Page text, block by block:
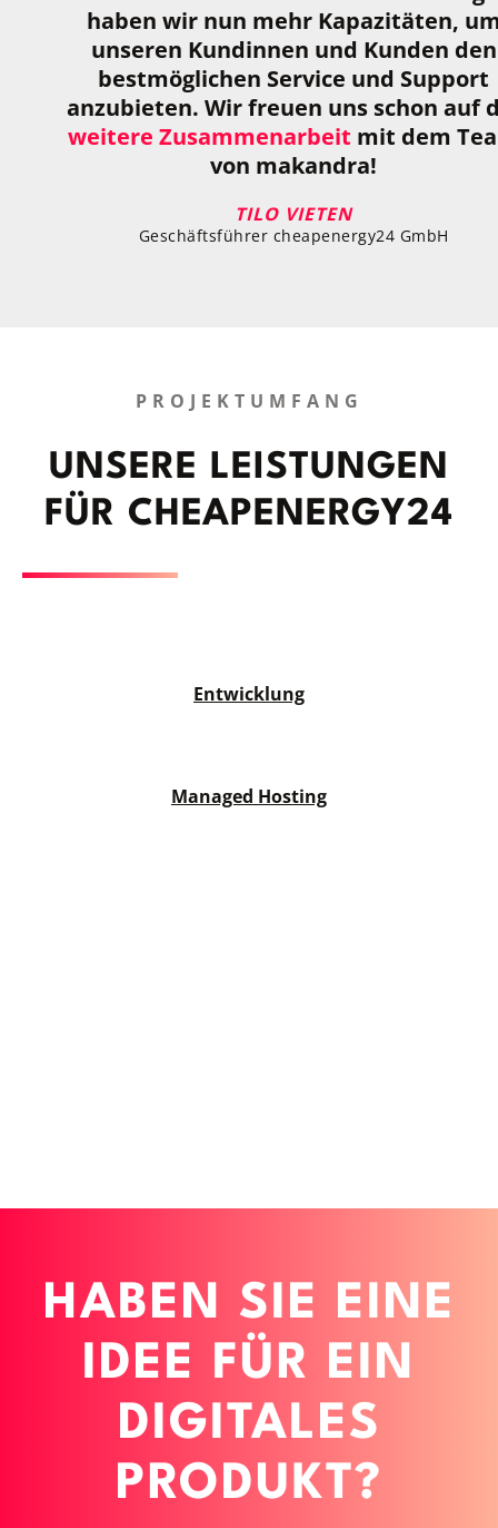
haben wir nun mehr Kapa­zi­tä­ten,
unse­ren Kun­din­nen und Kun­den den
best­mög­li­chen Ser­vice und Sup­port
anzu­bie­ten. Wir freuen uns schon auf
wei­tere Zusam­men­ar­beit mit dem
von makandra!
TILO VIETEN
Geschäftsführer cheapenergy24 GmbH
PROJEKTUMFANG
UNSERE LEIS­TUN­GEN
FÜR CHEA­PENERGY24
Entwicklung
Managed Hosting
HABEN SIE EINE
IDEE FÜR EIN
DIGITALES
PRODUKT?